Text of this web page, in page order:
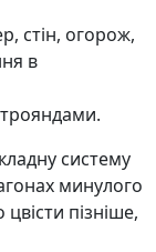
стін, огорож,
в
систему
минулого
пізніше,